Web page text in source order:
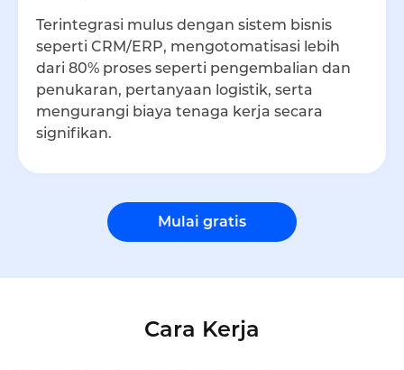
Terintegrasi mulus dengan sistem bisnis
seperti CRM/ERP, mengotomatisasi lebih
dari 80% proses seperti pengembalian dan
penukaran, pertanyaan logistik, serta
mengurangi biaya tenaga kerja secara
signifikan.
Mulai gratis
Cara Kerja